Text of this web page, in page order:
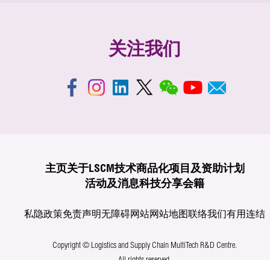
关注我们
主页关于LSCM技术商品化项目及资助计划
活动及消息科技分享会籍
私隐政策免责声明无障碍网站网站地图联络我们有用连结
Copyright © Logistics and Supply Chain MultiTech R&D Centre.